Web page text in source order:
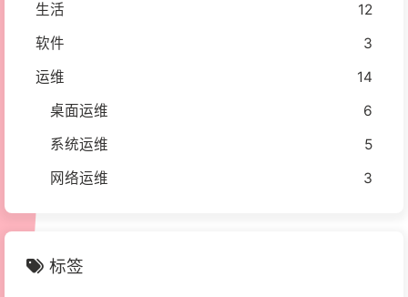
生活
12
软件
3
运维
14
桌面运维
6
系统运维
5
网络运维
3
标签